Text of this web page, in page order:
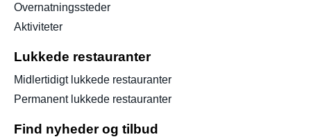
Overnatningssteder
Aktiviteter
Lukkede restauranter
Midlertidigt lukkede restauranter
Permanent lukkede restauranter
Find nyheder og tilbud